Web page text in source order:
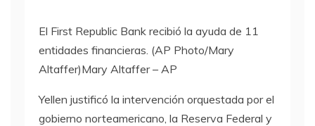
El First Republic Bank recibió la ayuda de 11
entidades financieras. (AP Photo/Mary
Altaffer)Mary Altaffer – AP
Yellen justificó la intervención orquestada por el
gobierno norteamericano, la Reserva Federal y